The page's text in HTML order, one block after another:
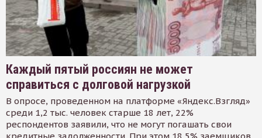
Каждый пятый россиян не может
справиться с долговой нагрузкой
В опросе, проведенном на платформе «Яндекс.Взгляд»
среди 1,2 тыс. человек старше 18 лет, 22%
респондентов заявили, что не могут погашать свои
кредитные задолженности. При этом 18,5% заемщиков